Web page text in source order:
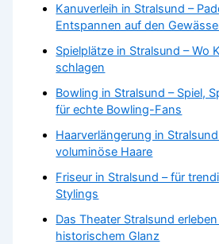
Kanuverleih in Stralsund –
Entspannen auf den
Spielplätze in Stralsund – Wo
schlagen
Bowling in Stralsund – Spiel,
für echte Bowling-Fans
Haarverlängerung in
voluminöse Haare
Friseur in Stralsund – für
Stylings
Das Theater Stralsund
historischem Glanz